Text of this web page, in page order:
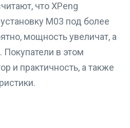
что XPeng
M03 под более
мощность увеличат, а
Покупатели в этом
и практичность, а также